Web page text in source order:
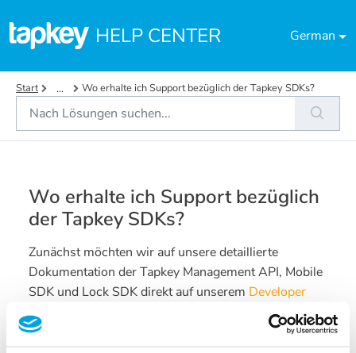
HELP CENTER German
Start ... Wo erhalte ich Support bezüglich der Tapkey SDKs?
Wo erhalte ich Support bezüglich
der Tapkey SDKs?
Zunächst möchten wir auf unsere detaillierte
Dokumentation der Tapkey Management API, Mobile
SDK und Lock SDK direkt auf unserem Developer
Portal